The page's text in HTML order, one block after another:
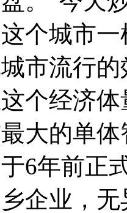
个城市
市流行
个经济
大的单
6年前正
企业，